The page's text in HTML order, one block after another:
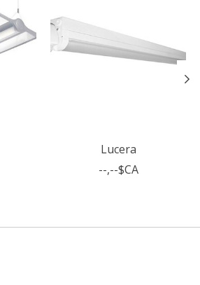
Lucera
--,--$CA